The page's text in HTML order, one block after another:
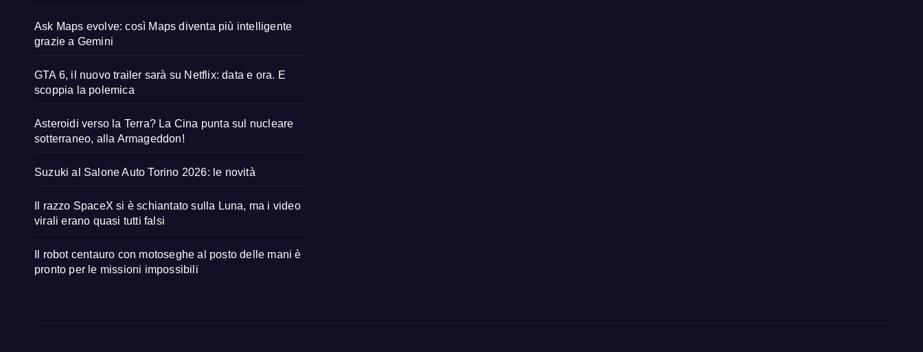
Ask Maps evolve: così Maps diventa più intelligente
grazie a Gemini
GTA 6, il nuovo trailer sarà su Netflix: data e ora. E
scoppia la polemica
Asteroidi verso la Terra? La Cina punta sul nucleare
sotterraneo, alla Armageddon!
Suzuki al Salone Auto Torino 2026: le novità
Il razzo SpaceX si è schiantato sulla Luna, ma i video
virali erano quasi tutti falsi
Il robot centauro con motoseghe al posto delle mani è
pronto per le missioni impossibili